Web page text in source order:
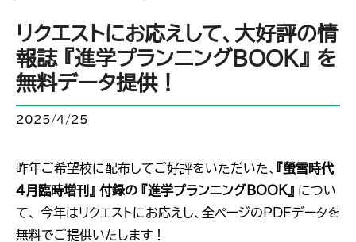
リクエストにお応えして、大好評の情
報誌 『進学プランニングBOOK』 を
無料データ提供！
2025/4/25
昨年ご希望校に配布してご好評をいただいた、 『螢雪時代
4月臨時増刊』 付録の 『進学プランニングBOOK』 につい
て、 今年はリクエストにお応えし、全ページのPDFデータを
無料でご提供いたします！